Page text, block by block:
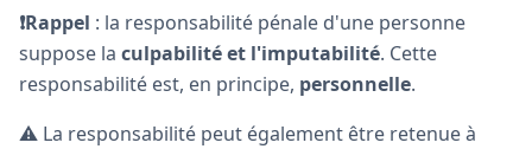
❗Rappel : la responsabilité pénale d'une personne
suppose la culpabilité et l'imputabilité. Cette
responsabilité est, en principe, personnelle.
⚠️ La responsabilité peut également être retenue à